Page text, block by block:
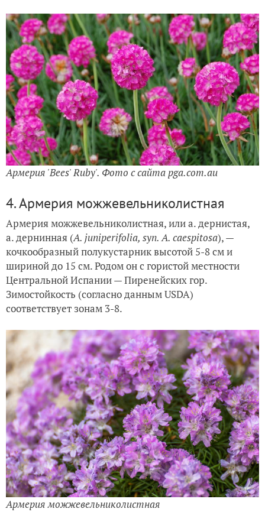
Армерия 'Bees' Ruby'. Фото с сайта pga.com.au
4. Армерия можжевельниколистная
Армерия можжевельниколистная, или а. дернистая,
а. дернинная (A. juniperifolia, syn. A. caespitosa), —
кочкообразный полукустарник высотой 5-8 см и
шириной до 15 см. Родом он с гористой местности
Центральной Испании — Пиренейских гор.
Зимостойкость (согласно данным USDA)
соответствует зонам 3-8.
Армерия можжевельниколистная